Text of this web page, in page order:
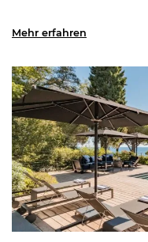
Mehr erfahren